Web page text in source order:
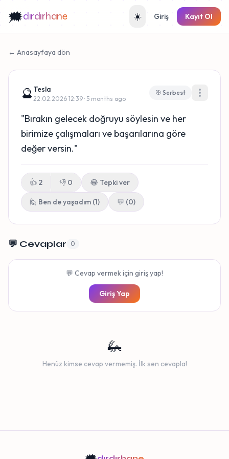
🗯️dırdırhane ☀️ Giriş Kayıt Ol
← Anasayfaya dön
🔮 Tesla
22.02.2026 12:39 · 5 months ago
🎯 Serbest
"Bırakın gelecek doğruyu söylesin ve her
birimize çalışmaları ve başarılarına göre
değer versin."
👍 2 👎 0 😂 Tepki ver
🙋 Ben de yaşadım (1) 💬 (0)
💬 Cevaplar 0
💬 Cevap vermek için giriş yap!
Giriş Yap
🦗
Henüz kimse cevap vermemiş. İlk sen cevapla!